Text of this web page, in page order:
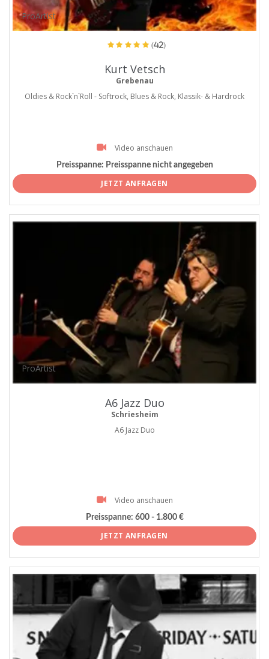
ProArtist
(42)
Kurt Vetsch
Grebenau
Oldies & Rock`n`Roll - Softrock, Blues & Rock, Klassik- & Hardrock
Video anschauen
Preisspanne: Preisspanne nicht angegeben
JETZT ANFRAGEN
ProArtist
A6 Jazz Duo
Schriesheim
A6 Jazz Duo
Video anschauen
Preisspanne: 600 - 1.800 €
JETZT ANFRAGEN